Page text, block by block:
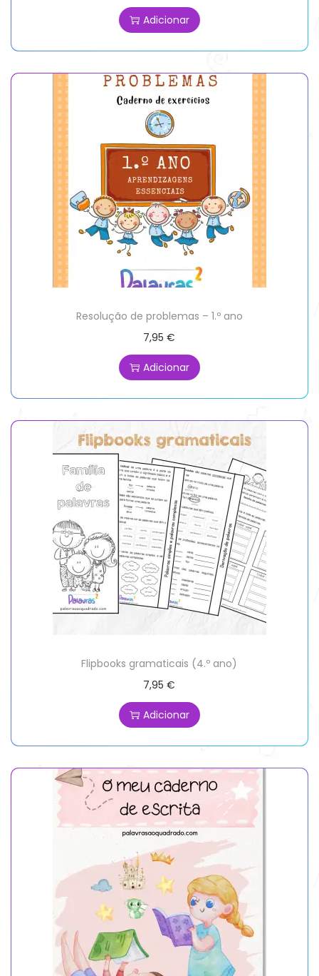
Adicionar
Resolução de problemas – 1.º ano
7,95€
Adicionar
Flipbooks gramaticais (4.º ano)
7,95€
Adicionar